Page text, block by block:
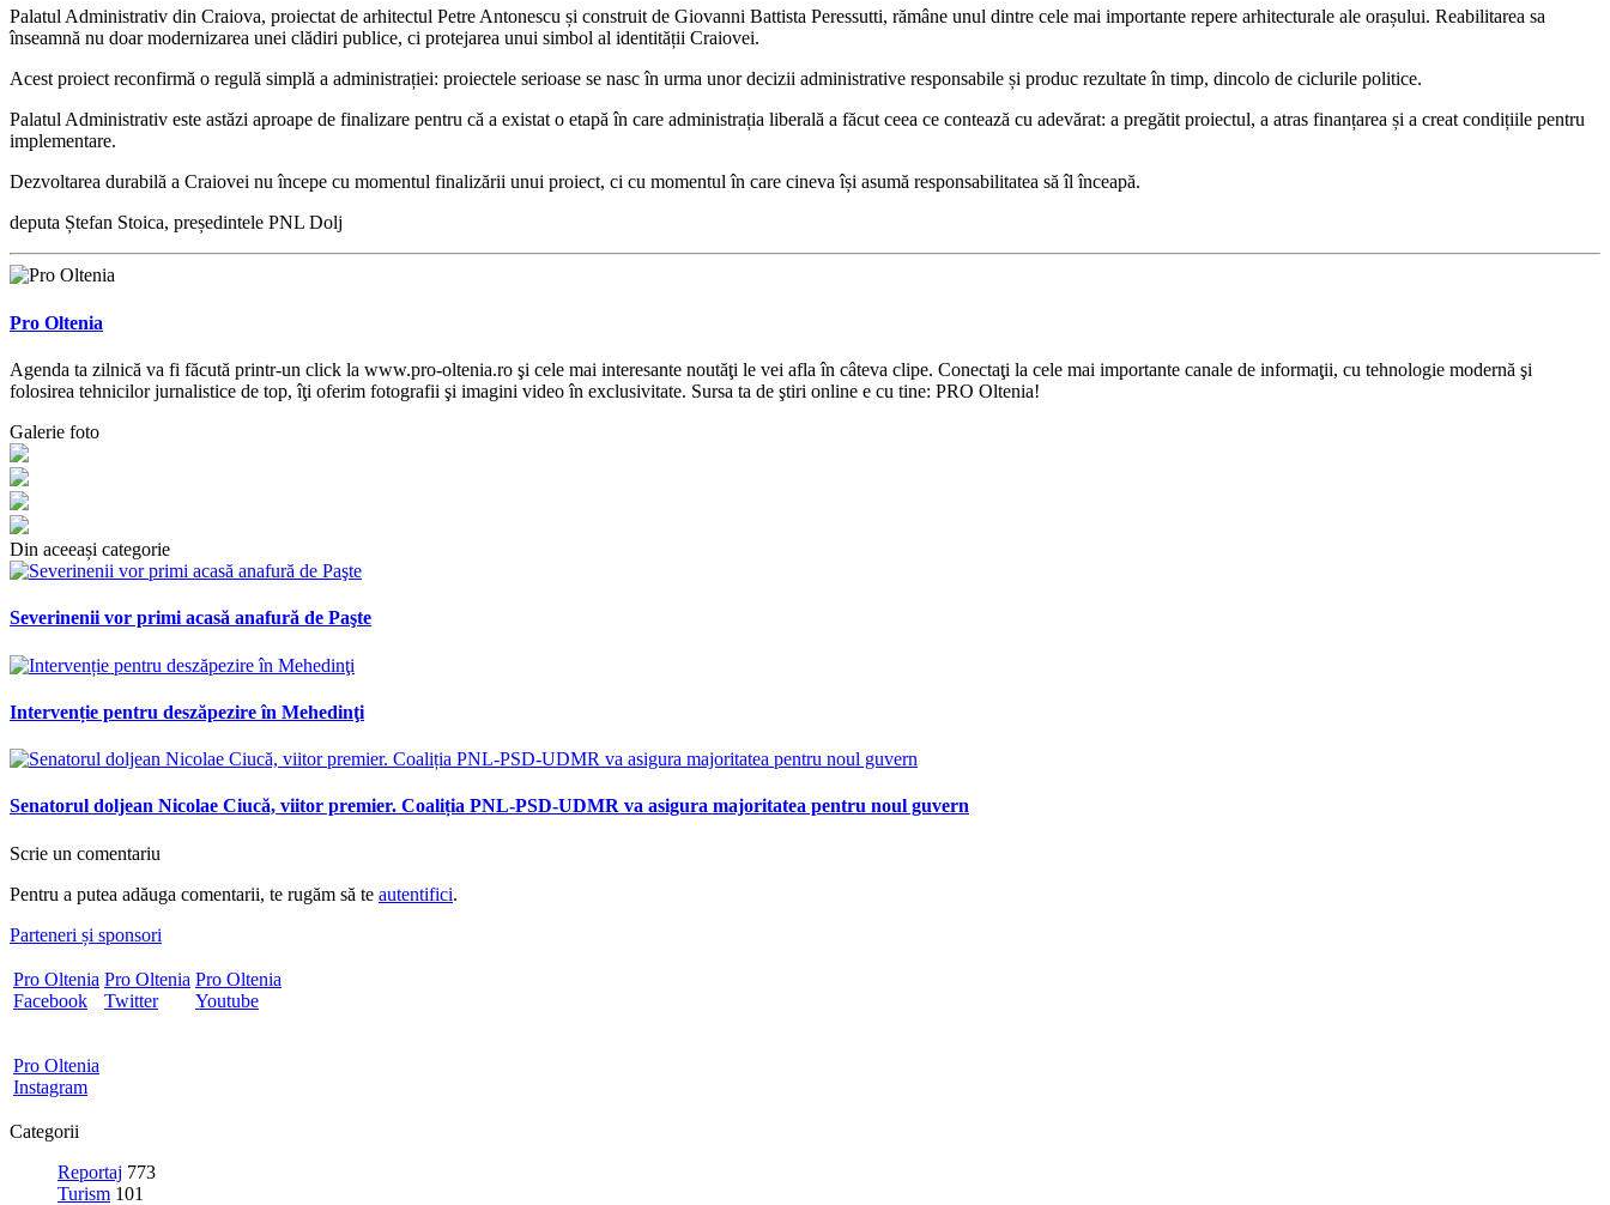
Palatul Administrativ din Craiova, proiectat de arhitectul Petre Antonescu și construit de Giovanni Battista Peressutti, rămâne unul dintre cele mai importante repere arhitecturale ale orașului. Reabilitarea sa
înseamnă nu doar modernizarea unei clădiri publice, ci protejarea unui simbol al identității Craiovei.
Acest proiect reconfirmă o regulă simplă a administrației: proiectele serioase se nasc în urma unor decizii administrative responsabile și produc rezultate în timp, dincolo de ciclurile politice.
Palatul Administrativ este astăzi aproape de finalizare pentru că a existat o etapă în care administrația liberală a făcut ceea ce contează cu adevărat: a pregătit proiectul, a atras finanțarea și a creat condițiile pentru
implementare.
Dezvoltarea durabilă a Craiovei nu începe cu momentul finalizării unui proiect, ci cu momentul în care cineva își asumă responsabilitatea să îl înceapă.
deputa Ștefan Stoica, președintele PNL Dolj
Pro Oltenia
Agenda ta zilnică va fi făcută printr-un click la www.pro-oltenia.ro şi cele mai interesante noutăţi le vei afla în câteva clipe. Conectaţi la cele mai importante canale de informaţii, cu tehnologie modernă şi
folosirea tehnicilor jurnalistice de top, îţi oferim fotografii şi imagini video în exclusivitate. Sursa ta de ştiri online e cu tine: PRO Oltenia!
Galerie foto
Din aceeași categorie
Severinenii vor primi acasă anafură de Paşte
Intervenție pentru deszăpezire în Mehedinţi
Senatorul doljean Nicolae Ciucă, viitor premier. Coaliția PNL-PSD-UDMR va asigura majoritatea pentru noul guvern
Scrie un comentariu
Pentru a putea adăuga comentarii, te rugăm să te autentifici.
Parteneri și sponsori
Pro Oltenia
Facebook
Pro Oltenia
Twitter
Pro Oltenia
Youtube
Pro Oltenia
Instagram
Categorii
Reportaj 773
Turism 101